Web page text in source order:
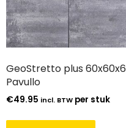
GeoStretto plus 60x60x6
Pavullo
€49.95 incl. BTW per stuk